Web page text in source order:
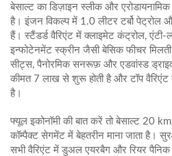
बेसाल्ट का डिज़ाइन स्लीक और
है। इंजन विकल्प में 1.0 लीटर टर्बो पेट्रोल
हैं। स्टैंडर्ड वैरिएंट में क्लाइमेट कंट्रोल,
इन्फोटेनमेंट स्क्रीन जैसी बेसिक फीचर
सीट्स, पैनोरमिक सनरूफ़ और एडवांस्ड
कीमत 7 लाख से शुरू होती है और टॉप
है।
फ्यूल इकोनॉमी की बात करें तो बेसाल्ट 20
कॉम्पैक्ट सेगमेंट में बेहतरीन माना जाता है।
सभी वैरिएंट में डुअल एयरबैग और रियर पैनिक